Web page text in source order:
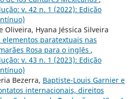
v. 42 n. 1 (2022): Edição
Oliveira, Hyana Jéssica Silveira
elementos paratextuais nas
Rosa para o inglês ,
v. 43 n. 1 (2023): Edição
Bezerra, Baptiste-Louis Garnier e
internacionais, direitos